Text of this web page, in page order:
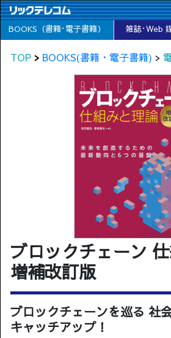
BOOKS（書籍･電子書籍） 雑誌･Web
TOP > BOOKS(書籍・電子書籍) >
ブロックチェーン
増補改訂版
ブロックチェーンを巡る 社
キャッチアップ！